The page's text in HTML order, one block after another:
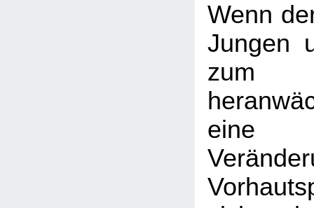
Wenn
Jungen
eine